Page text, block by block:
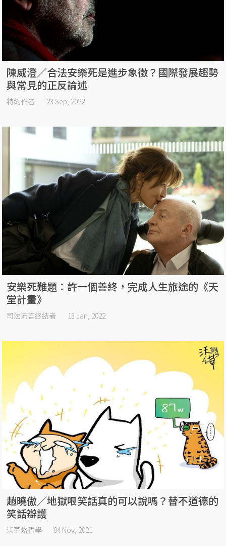
陳威澄／合法安樂死是進步象徵？國際發展趨勢
與常見的正反論述
特約作者 23 Sep, 2022
安樂死難題：許一個善終，完成人生旅途的《天
堂計畫》
司法流言終結者 13 Jan, 2022
趙曉傲／地獄哏笑話真的可以說嗎？替不道德的
笑話辯護
沃草烙哲學 04 Nov, 2021